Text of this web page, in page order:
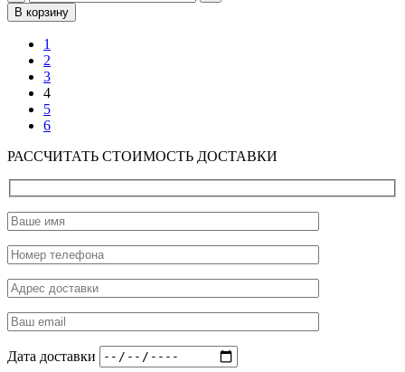
В корзину
1
2
3
4
5
6
РАССЧИТАТЬ СТОИМОСТЬ ДОСТАВКИ
Дата доставки